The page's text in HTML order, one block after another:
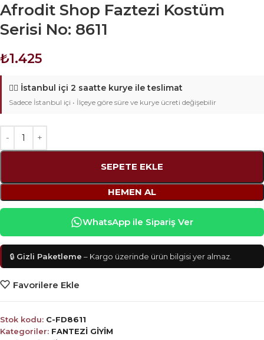
Afrodit Shop Faztezi Kostüm
Serisi No: 8611
₺1.425
🚴‍♂️ İstanbul içi 2 saatte kurye ile teslimat
Sadece İstanbul içi • İlçeye göre süre ve kurye ücreti değişebilir
SEPETE EKLE
HEMEN AL
WhatsApp ile Sipariş Ver
🔒 Gizli Paketleme – Kargo üzerinde ürün bilgisi yer almaz.
Favorilere Ekle
Stok kodu: C-FD8611
Kategoriler: FANTEZİ GİYİM